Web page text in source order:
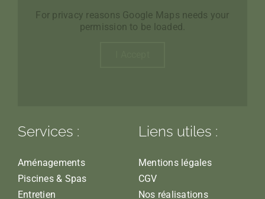
For privacy reasons Google Maps needs your
permission to be loaded.
Services :
Aménagements
Piscines & Spas
Entretien
Liens utiles :
Mentions légales
CGV
Nos réalisations